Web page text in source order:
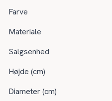
Farve
Materiale
Salgsenhed
Højde (cm)
Diameter (cm)